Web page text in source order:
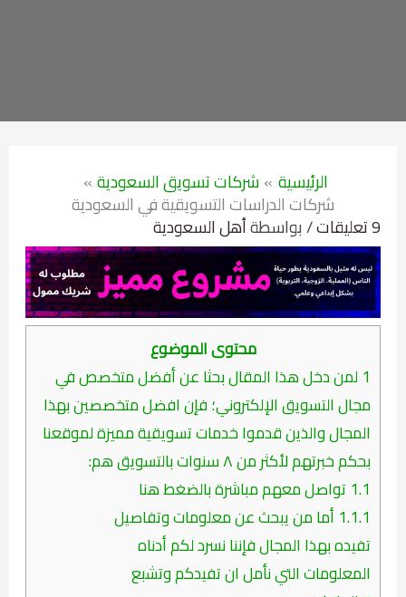
الرئيسية شركات تسويق السعودية
شركات الدراسات التسويقية في السعودية
9 تعليقات / بواسطةأهل السعودية
محتوى الموضوع
1 لمن دخل هذا المقال بحثا عن أفضل متخصص في
مجال التسويق الإلكتروني؛ فإن افضل متخصصين بهذا
المجال والذين قدموا خدمات تسويقية مميزة لموقعنا
بحكم خبرتهم لأكثر من ٨ سنوات بالتسويق هم:
1.1 تواصل معهم مباشرة بالضغط هنا
1.1.1أما من يبحث عن معلومات وتفاصيل
تفيده بهذا المجال فإننا نسرد لكم أدناه
المعلومات التي نأمل ان تفيدكم وتشبع